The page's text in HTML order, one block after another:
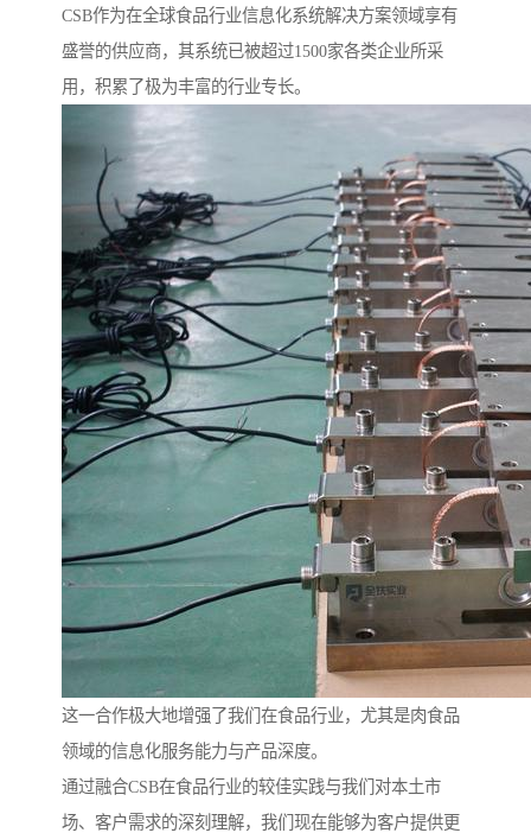
CSB作为在全球食品行业信息化系统解决方案领域享有
盛誉的供应商，其系统已被超过1500家各类企业所采
用，积累了极为丰富的行业专长。
这一合作极大地增强了我们在食品行业，尤其是肉食品
领域的信息化服务能力与产品深度。
通过融合CSB在食品行业的较佳实践与我们对本土市
场、客户需求的深刻理解，我们现在能够为客户提供更